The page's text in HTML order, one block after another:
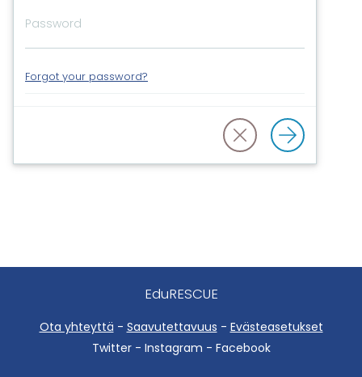
Forgot your password?
EduRESCUE
Ota yhteyttä - Saavutettavuus - Evästeasetukset
Twitter - Instagram - Facebook